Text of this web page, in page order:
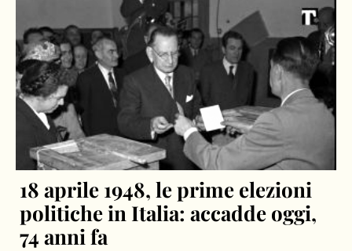
18 aprile 1948, le prime elezioni
politiche in Italia: accadde oggi,
74 anni fa